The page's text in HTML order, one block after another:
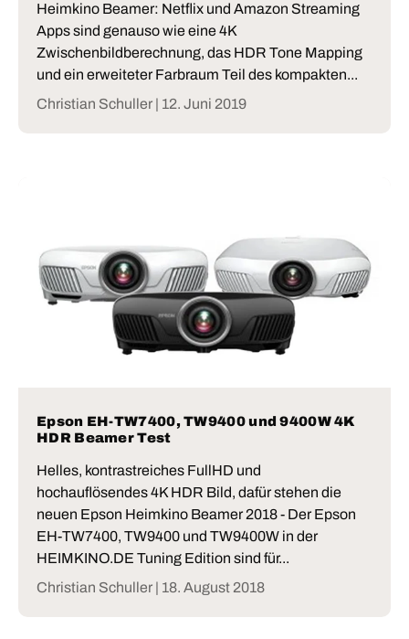
Heimkino Beamer: Netflix und Amazon Streaming
Apps sind genauso wie eine 4K
Zwischenbildberechnung, das HDR Tone Mapping
und ein erweiteter Farbraum Teil des kompakten...
Christian Schuller | 12. Juni 2019
Epson EH-TW7400, TW9400 und 9400W 4K
HDR Beamer Test
Helles, kontrastreiches FullHD und
hochauflösendes 4K HDR Bild, dafür stehen die
neuen Epson Heimkino Beamer 2018 - Der Epson
EH-TW7400, TW9400 und TW9400W in der
HEIMKINO.DE Tuning Edition sind für...
Christian Schuller | 18. August 2018